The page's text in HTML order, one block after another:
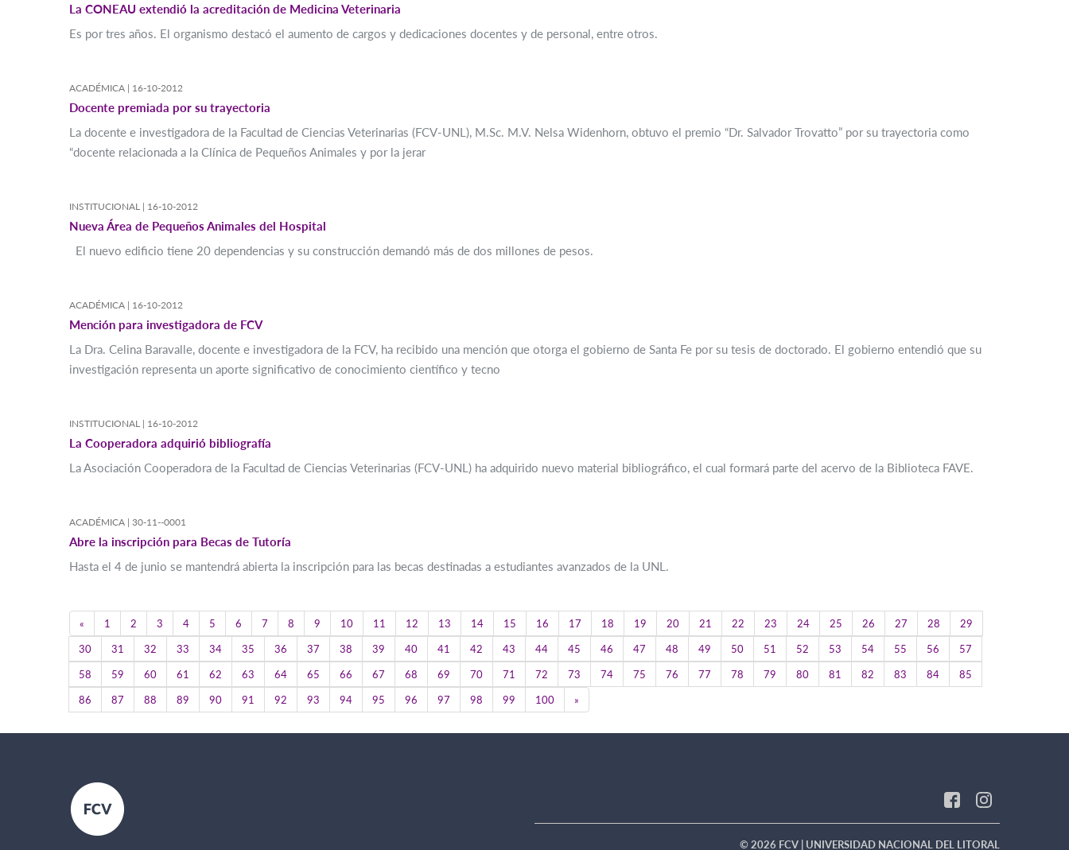
La CONEAU extendió la acreditación de Medicina Veterinaria
Es por tres años. El organismo destacó el aumento de cargos y dedicaciones docentes y de personal, entre otros.
ACADÉMICA | 16-10-2012
Docente premiada por su trayectoria
La docente e investigadora de la Facultad de Ciencias Veterinarias (FCV-UNL), M.Sc. M.V. Nelsa Widenhorn, obtuvo el premio “Dr. Salvador Trovatto” por su trayectoria como
“docente relacionada a la Clínica de Pequeños Animales y por la jerar
INSTITUCIONAL | 16-10-2012
Nueva Área de Pequeños Animales del Hospital
El nuevo edificio tiene 20 dependencias y su construcción demandó más de dos millones de pesos.
ACADÉMICA | 16-10-2012
Mención para investigadora de FCV
La Dra. Celina Baravalle, docente e investigadora de la FCV, ha recibido una mención que otorga el gobierno de Santa Fe por su tesis de doctorado. El gobierno entendió que su
investigación representa un aporte significativo de conocimiento científico y tecno
INSTITUCIONAL | 16-10-2012
La Cooperadora adquirió bibliografía
La Asociación Cooperadora de la Facultad de Ciencias Veterinarias (FCV-UNL) ha adquirido nuevo material bibliográfico, el cual formará parte del acervo de la Biblioteca FAVE.
ACADÉMICA | 30-11--0001
Abre la inscripción para Becas de Tutoría
Hasta el 4 de junio se mantendrá abierta la inscripción para las becas destinadas a estudiantes avanzados de la UNL.
« Previous
1 2 3 4 5 6 7 8 9 10 11 12 13 14 15 16 17 18 19 20 21 22 23 24 25 26 27 28
29
30
31 32 33 34 35 36 37 38 39 40 41 42 43 44 45 46 47 48 49 50 51 52 53 54 55 56
57
58
59 60 61 62 63 64 65 66 67 68 69 70 71 72 73 74 75 76 77 78 79 80 81 82 83 84
85
86
87 88 89 90 91 92 93 94 95 96 97 98 99 100 »
© 2026 FCV | UNIVERSIDAD NACIONAL DEL LITORAL